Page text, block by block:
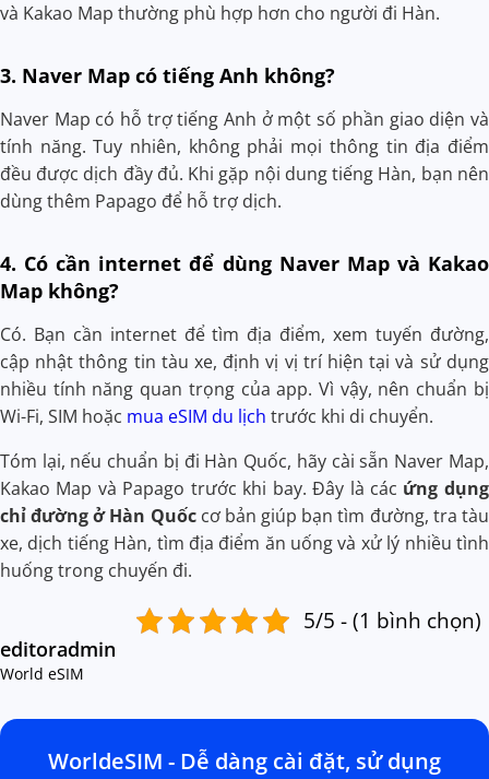
và Kakao Map thường phù hợp hơn cho người đi Hàn.
3. Naver Map có tiếng Anh không?
Naver Map có hỗ trợ tiếng Anh ở một số phần giao diện và
tính năng. Tuy nhiên, không phải mọi thông tin địa điểm
đều được dịch đầy đủ. Khi gặp nội dung tiếng Hàn, bạn nên
dùng thêm Papago để hỗ trợ dịch.
4. Có cần internet để dùng Naver Map và Kakao
Map không?
Có. Bạn cần internet để tìm địa điểm, xem tuyến đường,
cập nhật thông tin tàu xe, định vị vị trí hiện tại và sử dụng
nhiều tính năng quan trọng của app. Vì vậy, nên chuẩn bị
Wi-Fi, SIM hoặc mua eSIM du lịch trước khi di chuyển.
Tóm lại, nếu chuẩn bị đi Hàn Quốc, hãy cài sẵn Naver Map,
Kakao Map và Papago trước khi bay. Đây là các ứng dụng
chỉ đường ở Hàn Quốccơ bản giúp bạn tìm đường, tra tàu
xe, dịch tiếng Hàn, tìm địa điểm ăn uống và xử lý nhiều tình
huống trong chuyến đi.
5/5 - (1 bình chọn)
editoradmin
World eSIM
WorldeSIM - Dễ dàng cài đặt, sử dụng